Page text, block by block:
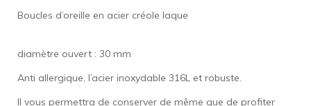
Boucles d’oreille en acier créole laque
diamètre ouvert : 30 mm
Anti allergique, l’acier inoxydable 316L et robuste.
Il vous permettra de conserver de même que de profiter